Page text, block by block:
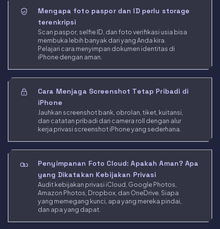
Mengapa foto paspor dan ID perlu storage
terenkripsi
Scan paspor, selfie ID, dan foto verifikasi usia bisa
membuka lebih banyak dari yang Anda kira.
Pelajari cara menyimpan dokumen identitas di
iPhone dengan aman.
Cara Menjaga Screenshot Tetap Pribadi di
iPhone
Jauhkan screenshot bank, obrolan, tiket, kuitansi,
dan catatan pribadi dari camera roll dengan alur
kerja privasi screenshot iPhone yang sederhana.
Penyimpanan Foto Cloud: Apakah Aman? Apa
yang Dikatakan Kebijakan Privasi
Audit kebijakan privasi iCloud, Google Photos,
Amazon Photos, Dropbox, dan OneDrive. Siapa
yang memegang kunci, apa yang mereka pindai,
dan apa yang dapat.